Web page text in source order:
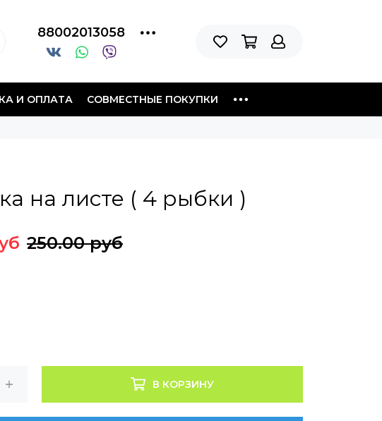
88002013058
И ОПЛАТА СОВМЕСТНЫЕ ПОКУПКИ
на листе ( 4 рыбки )
250.00 руб
В КОРЗИНУ